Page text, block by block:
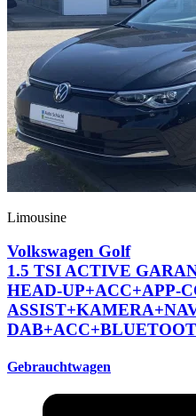
Limousine
Volkswagen Golf
1.5 TSI ACTIVE
HEAD-UP+ACC+APP-
ASSIST+KAMERA+
DAB+ACC+
Gebrauchtwagen